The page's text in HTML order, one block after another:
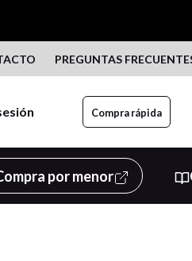
PREGUNTAS
Compra rápida
por menor